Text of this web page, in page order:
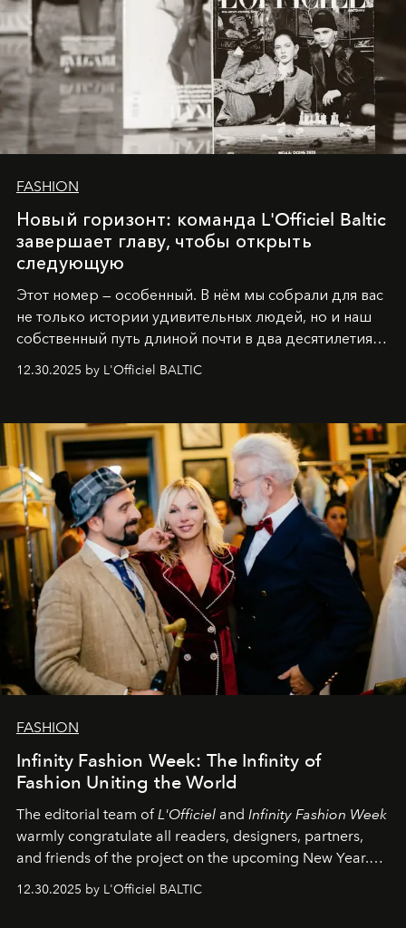
FASHION
Новый горизонт: команда L'Officiel Baltic
завершает главу, чтобы открыть
следующую
Этот номер — особенный. В нём мы собрали для вас
не только истории удивительных людей, но и наш
собственный путь длиной почти в два десятилетия.
души говорим спасибо каждому, кто был с нами все
самыми искренними пожеланиями и теплом, ваша
командаL’Officiel Baltic .
12.30.2025 by L'Officiel BALTIC
FASHION
Infinity Fashion Week: The Infinity of
Fashion Uniting the World
The editorial team of L'Officiel and Infinity Fashion Week
warmly congratulate all readers, designers, partners,
and friends of the project on the upcoming New Year.
achievements.
12.30.2025 by L'Officiel BALTIC